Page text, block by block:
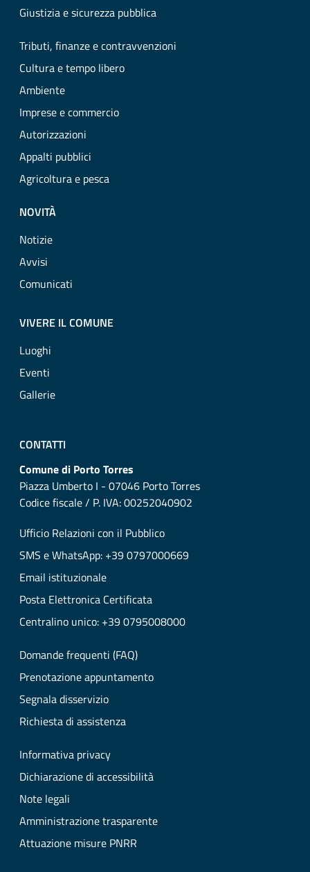
Giustizia e sicurezza pubblica
Tributi, finanze e contravvenzioni
Cultura e tempo libero
Ambiente
Imprese e commercio
Autorizzazioni
Appalti pubblici
Agricoltura e pesca
NOVITÀ
Notizie
Avvisi
Comunicati
VIVERE IL COMUNE
Luoghi
Eventi
Gallerie
CONTATTI
Comune di Porto Torres
Piazza Umberto I - 07046 Porto Torres
Codice fiscale / P. IVA: 00252040902
Ufficio Relazioni con il Pubblico
SMS e WhatsApp: +39 0797000669
Email istituzionale
Posta Elettronica Certificata
Centralino unico: +39 0795008000
Domande frequenti (FAQ)
Prenotazione appuntamento
Segnala disservizio
Richiesta di assistenza
Informativa privacy
Dichiarazione di accessibilità
Note legali
Amministrazione trasparente
Attuazione misure PNRR